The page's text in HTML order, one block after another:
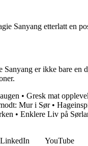
Sanyang etterlatt en
er ikke bare en
• Gresk mat
Mur i Sør•
• Enklere Liv på
LinkedIn YouTube